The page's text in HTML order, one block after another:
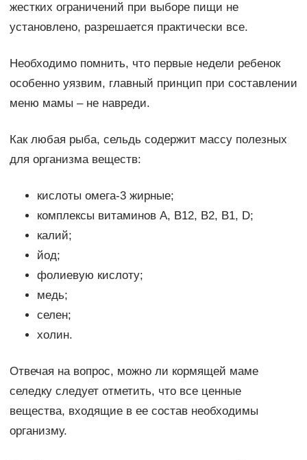
жестких ограничений при выборе пищи не
установлено, разрешается практически все.
Необходимо помнить, что первые недели ребенок
особенно уязвим, главный принцип при составлении
меню мамы – не навреди.
Как любая рыба, сельдь содержит массу полезных
для организма веществ:
кислоты омега-3 жирные;
комплексы витаминов А, В12, В2, В1, D;
калий;
йод;
фолиевую кислоту;
медь;
селен;
холин.
Отвечая на вопрос, можно ли кормящей маме
селедку следует отметить, что все ценные
вещества, входящие в ее состав необходимы
организму.